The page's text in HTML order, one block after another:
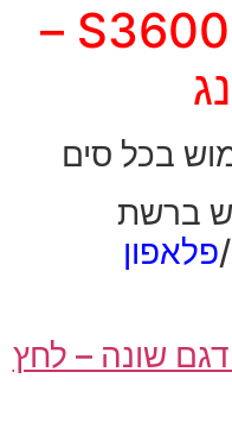
S3600 – Samsung –
בכל סים
ברשת
/פלאפון
שונה – לחץ